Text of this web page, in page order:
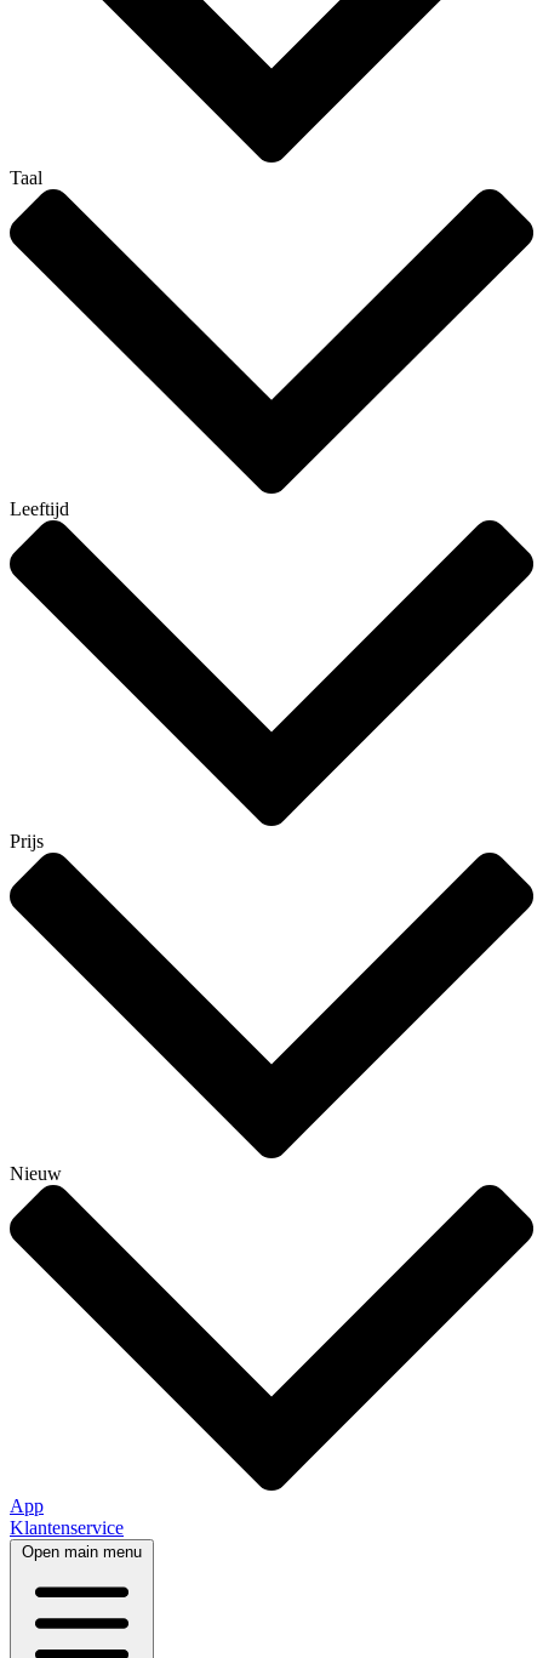
Taal
Leeftijd
Prijs
Nieuw
App
Klantenservice
Open main menu